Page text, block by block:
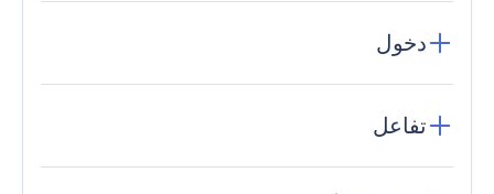
دخول
تفاعل